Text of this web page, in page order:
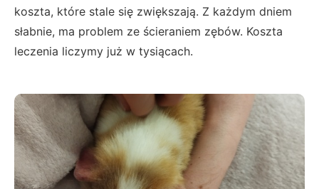
koszta, które stale się zwiększają. Z każdym dniem
słabnie, ma problem ze ścieraniem zębów. Koszta
leczenia liczymy już w tysiącach.